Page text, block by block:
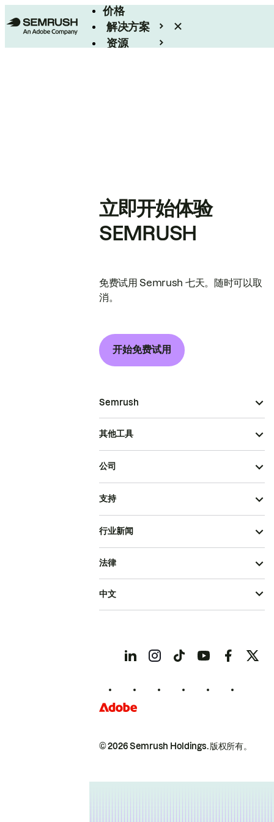
价格
解决方案
资源
立即开始体验
SEMRUSH
免费试用 Semrush 七天。随时可以取
消。
开始免费试用
Semrush
其他工具
公司
支持
行业新闻
© 2026 Semrush Holdings.版权所有。
法律
中文